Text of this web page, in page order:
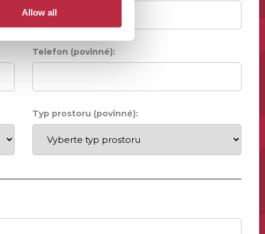
Allow all
Telefon (povinné):
Typ prostoru (povinné):